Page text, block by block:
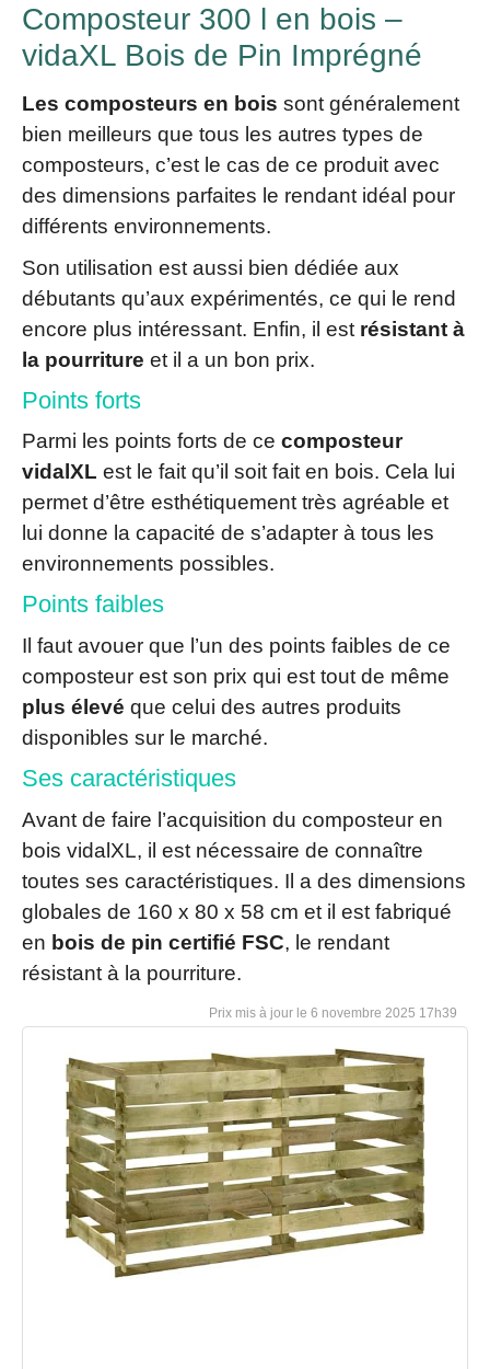
Composteur 300 l en bois –
vidaXL Bois de Pin Imprégné
Les composteurs en bois sont généralement
bien meilleurs que tous les autres types de
composteurs, c’est le cas de ce produit avec
des dimensions parfaites le rendant idéal pour
différents environnements.
Son utilisation est aussi bien dédiée aux
débutants qu’aux expérimentés, ce qui le rend
encore plus intéressant. Enfin, il est résistant à
la pourriture et il a un bon prix.
Points forts
Parmi les points forts de ce composteur
vidalXL est le fait qu’il soit fait en bois. Cela lui
permet d’être esthétiquement très agréable et
lui donne la capacité de s’adapter à tous les
environnements possibles.
Points faibles
Il faut avouer que l’un des points faibles de ce
composteur est son prix qui est tout de même
plus élevé que celui des autres produits
disponibles sur le marché.
Ses caractéristiques
Avant de faire l’acquisition du composteur en
bois vidalXL, il est nécessaire de connaître
toutes ses caractéristiques. Il a des dimensions
globales de 160 x 80 x 58 cm et il est fabriqué
en bois de pin certifié FSC, le rendant
résistant à la pourriture.
6 novembre 2025 17h39